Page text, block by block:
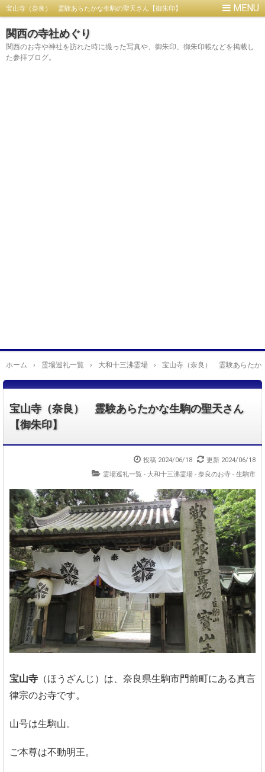
宝山寺（奈良） 霊験あらたかな生駒の聖天さん【御朱印】
関西の寺社めぐり
関西のお寺や神社を訪れた時に撮った写真や、御朱印、御朱印帳などを掲載し
た参拝ブログ。
ホーム › 霊場巡礼一覧 › 大和十三沸霊場 › 宝山寺（奈良） 霊験あらたか
宝山寺（奈良） 霊験あらたかな生駒の聖天さん
【御朱印】
投稿 2024/06/18 更新 2024/06/18
霊場巡礼一覧 - 大和十三沸霊場 - 奈良のお寺 - 生駒市
宝山寺 （ほうざんじ）は、奈良県生駒市門前町にある真言
律宗のお寺です。
山号は生駒山。
ご本尊は不動明王。